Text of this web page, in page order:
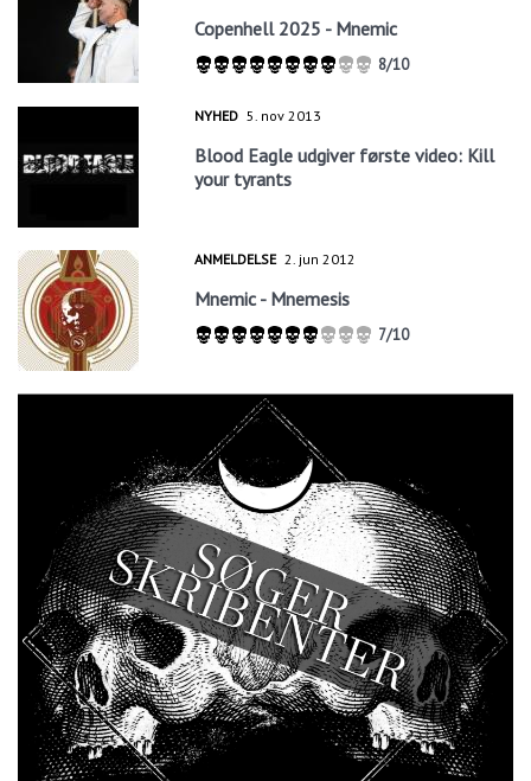
Copenhell 2025 - Mnemic
8/10
NYHED 5. nov 2013
Blood Eagle udgiver første video: Kill
your tyrants
ANMELDELSE 2. jun 2012
Mnemic - Mnemesis
7/10